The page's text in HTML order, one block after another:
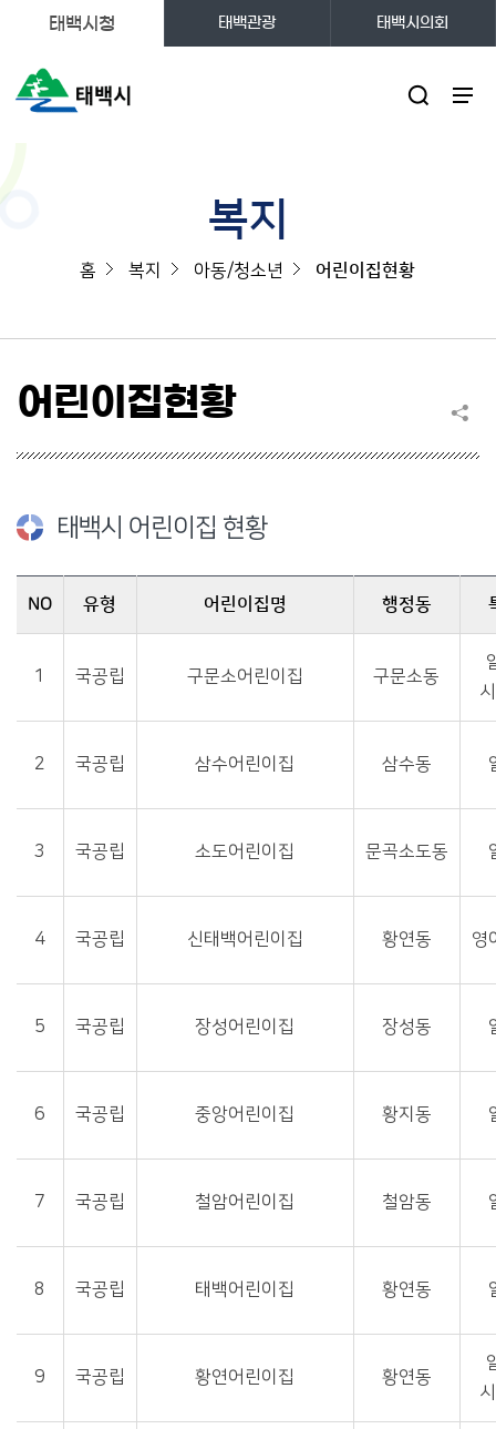
태백시청 태백관광 태백시의회
복지
홈 복지 아동/청소년 어린이집현황
어린이집현황
태백시 어린이집 현황
NO 유형 어린이집명 행정동
1 국공립 구문소어린이집 구문소동
2 국공립 삼수어린이집 삼수동
3 국공립 소도어린이집 문곡소도동
4 국공립 신태백어린이집 황연동 영
5 국공립 장성어린이집 장성동
6 국공립 중앙어린이집 황지동
7 국공립 철암어린이집 철암동
8 국공립 태백어린이집 황연동
9 국공립 황연어린이집 황연동